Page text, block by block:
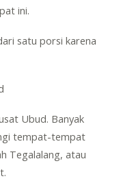
ini.
satu porsi karena
Ubud. Banyak
tempat-tempat
Tegalalang, atau